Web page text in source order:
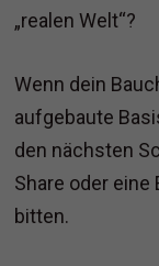
„realen Welt“?
Wenn dein
aufgebaute
den nächsten
Share oder
bitten.